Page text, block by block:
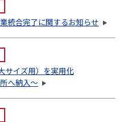
統合完了に関するお知らせ
サイズ用）を実用化
へ納入～